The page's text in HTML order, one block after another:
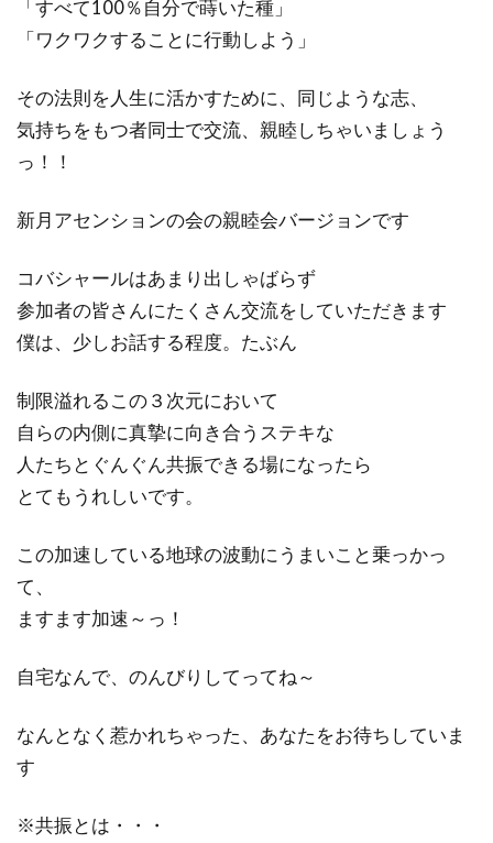
「すべて100％自分で蒔いた種」
「ワクワクすることに行動しよう」
その法則を人生に活かすために、同じような志、
気持ちをもつ者同士で交流、親睦しちゃいましょう
っ！！
新月アセンションの会の親睦会バージョンです
コバシャールはあまり出しゃばらず
参加者の皆さんにたくさん交流をしていただきます
僕は、少しお話する程度。たぶん
制限溢れるこの３次元において
自らの内側に真摯に向き合うステキな
人たちとぐんぐん共振できる場になったら
とてもうれしいです。
この加速している地球の波動にうまいこと乗っかっ
て、
ますます加速～っ！
自宅なんで、のんびりしてってね～
なんとなく惹かれちゃった、あなたをお待ちしていま
す
※共振とは・・・